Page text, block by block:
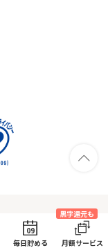
09
毎日貯める
黒字還元も
月額サービス